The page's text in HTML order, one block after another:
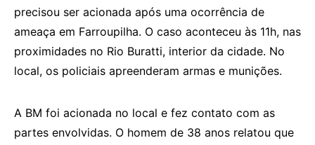
precisou ser acionada após uma ocorrência de
ameaça em Farroupilha. O caso aconteceu às 11h, nas
proximidades no Rio Buratti, interior da cidade. No
local, os policiais apreenderam armas e munições.
A BM foi acionada no local e fez contato com as
partes envolvidas. O homem de 38 anos relatou que